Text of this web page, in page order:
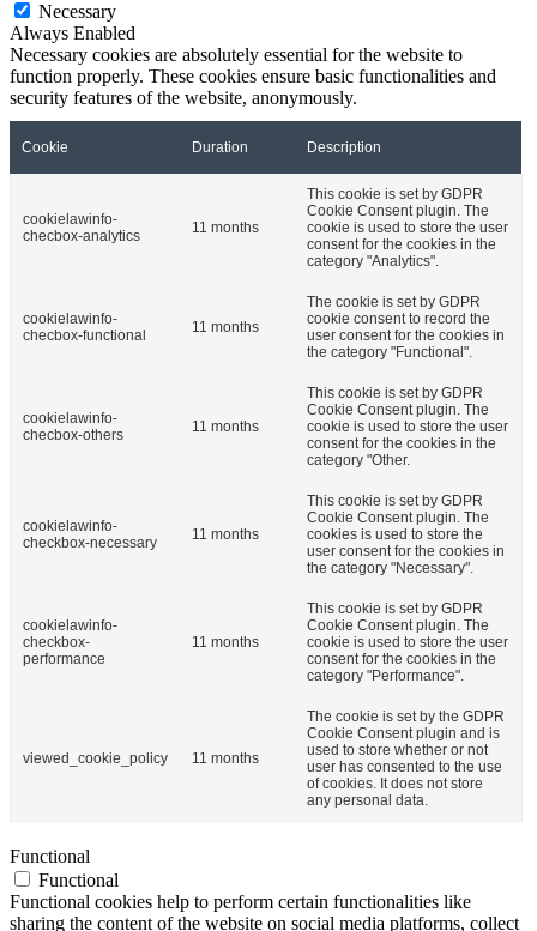
Necessary
Always Enabled
Necessary cookies are absolutely essential for the website to
function properly. These cookies ensure basic functionalities and
security features of the website, anonymously.
Cookie Duration Description
cookielawinfo-
checbox-analytics
11 months
This cookie is set by GDPR
Cookie Consent plugin. The
cookie is used to store the user
consent for the cookies in the
category "Analytics".
cookielawinfo-
checbox-functional
11 months
The cookie is set by GDPR
cookie consent to record the
user consent for the cookies in
the category "Functional".
cookielawinfo-
checbox-others
11 months
This cookie is set by GDPR
Cookie Consent plugin. The
cookie is used to store the user
consent for the cookies in the
category "Other.
cookielawinfo-
checkbox-necessary
11 months
This cookie is set by GDPR
Cookie Consent plugin. The
cookies is used to store the
user consent for the cookies in
the category "Necessary".
cookielawinfo-
checkbox-
performance
11 months
This cookie is set by GDPR
Cookie Consent plugin. The
cookie is used to store the user
consent for the cookies in the
category "Performance".
viewed_cookie_policy 11 months
The cookie is set by the GDPR
Cookie Consent plugin and is
used to store whether or not
user has consented to the use
of cookies. It does not store
any personal data.
Functional
Functional
Functional cookies help to perform certain functionalities like
sharing the content of the website on social media platforms, collect